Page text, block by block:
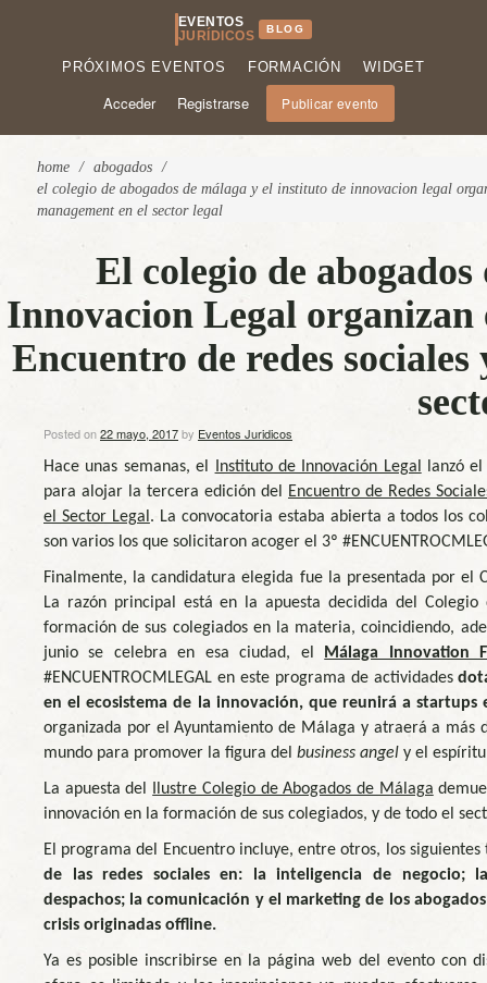
EVENTOS
JURÍDICOS
BLOG
PRÓXIMOS EVENTOS FORMACIÓN WIDGET
Acceder Registrarse Publicar evento
home / abogados /
el colegio de abogados de málaga y el instituto de innovacion legal
management en el sector legal
El colegio de
Innovacion Legal
Encuentro de redes
Posted on22 mayo, 2017by Eventos Juridicos
Hace unas semanas, el
Instituto de Innovación Legal
lanzó
para alojar la tercera edición del
Encuentro de Redes
el Sector Legal . La convocatoria estaba abierta a todos los
son varios los que solicitaron acoger el 3º
Finalmente, la candidatura elegida fue la presentada por el
La razón principal está en la apuesta decidida del
formación de sus colegiados en la materia, coincidiendo,
junio se celebra en esa ciudad, el
Málaga Innovation
#ENCUENTROCMLEGAL en este programa de actividades
en el ecosistema de la innovación, que reunirá a startups
organizada por el Ayuntamiento de Málaga y atraerá a más
mundo para promover la figura del business angel y el
La apuesta del Ilustre Colegio de Abogados de Málaga
innovación en la formación de sus colegiados, y de todo el
El programa del Encuentro incluye, entre otros, los
de las redes sociales en: la inteligencia de negocio;
despachos; la comunicación y el marketing de los
crisis originadas offline.
Ya es posible inscribirse en la página web del evento con